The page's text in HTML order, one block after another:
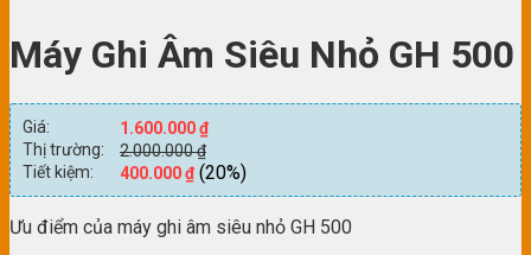
Máy Ghi Âm Siêu Nhỏ GH 500
Giá: 1.600.000₫
Thị trường:
2.000.000₫
Tiết kiệm:
400.000₫ (20%)
Ưu điểm của máy ghi âm siêu nhỏ GH 500